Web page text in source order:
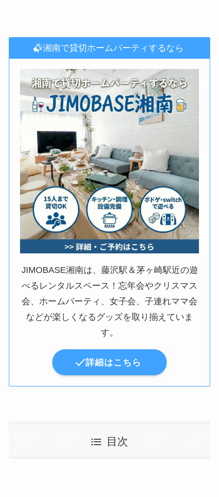
湘南で貸切ホームパーティするなら
JIMOBASE湘南は、藤沢駅＆茅ヶ崎駅近の遊
べるレンタルスペース！忘年会やクリスマス
会、ホームパーティ、女子会、子連れママ会
などが楽しくなるグッズを取り揃えていま
す。
詳細はこちら
目次